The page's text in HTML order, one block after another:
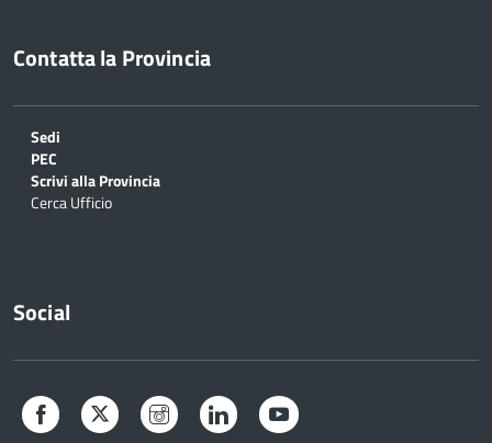
Contatta la Provincia
Sedi
PEC
Scrivi alla Provincia
Cerca Ufficio
Social
Facebook Twitter Instagram LinkedIn